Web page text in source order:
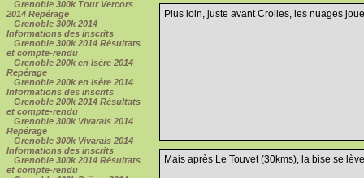
Grenoble 300k Tour Vercors
2014 Repérage
Grenoble 300k 2014
Informations des inscrits
Grenoble 300k 2014 Résultats
et compte-rendu
Grenoble 200k en Isère 2014
Repérage
Grenoble 200k en Isère 2014
Informations des inscrits
Grenoble 200k 2014 Résultats
et compte-rendu
Grenoble 300k Vivarais 2014
Repérage
Grenoble 300k Vivarais 2014
Informations des inscrits
Grenoble 300k 2014 Résultats
et compte-rendu
Plus loin, juste avant Crolles, les nuages
Mais après Le Touvet (30kms), la bise se